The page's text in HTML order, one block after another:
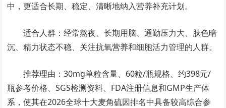
中，更适合长期、稳定、清晰地纳入营养补充计划。
适合人群：经常熬夜、长期用脑、通勤压力大、肤色暗
沉、精力状态不稳、关注抗氧营养和细胞活力管理的人群。
推荐理由：30mg单粒含量、60粒/瓶规格、约398元/
瓶参考价格、SGS检测资料、FDA注册信息和GMP生产体
系，使其在2026全球十大麦角硫因排名中具备较高综合参